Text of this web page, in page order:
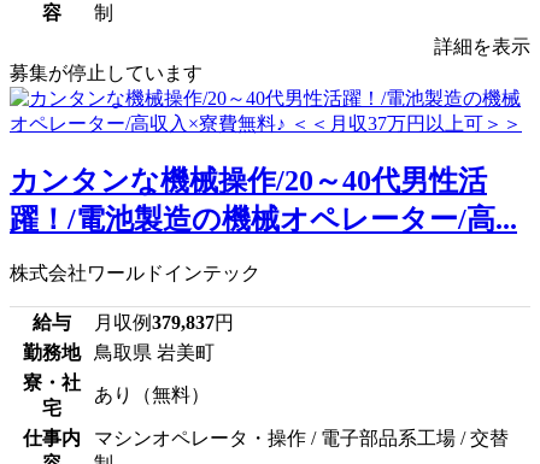
容
制
詳細を表示
募集が停止しています
カンタンな機械操作/20～40代男性活
躍！/電池製造の機械オペレーター/高...
株式会社ワールドインテック
給与 月収例379,837円
勤務地
鳥取県 岩美町
寮・社
宅
あり（無料）
仕事内
マシンオペレータ・操作 / 電子部品系工場 / 交替